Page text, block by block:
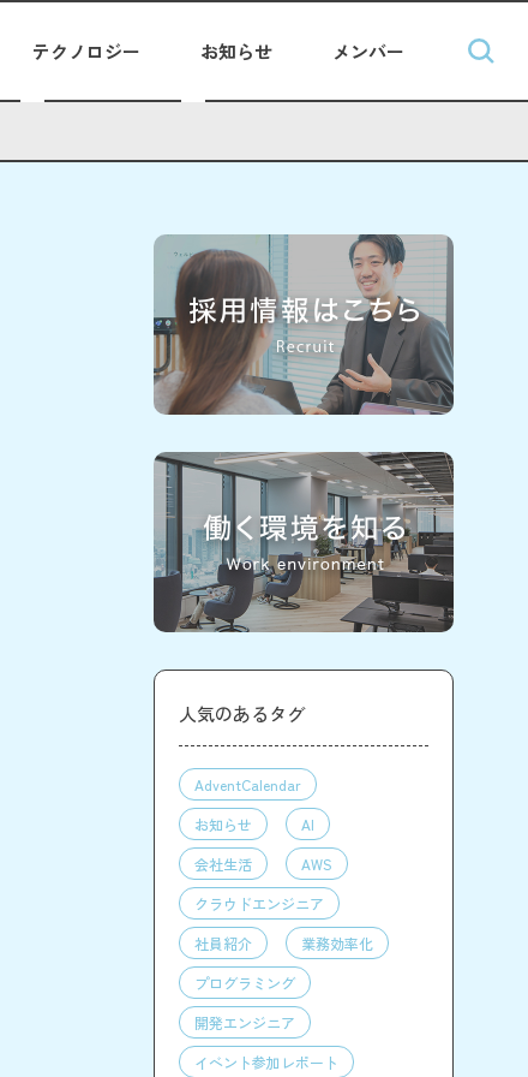
テクノロジー お知らせ メンバー
人気のあるタグ
AdventCalendar
お知らせ
AI
会社生活
AWS
クラウドエンジニア
社員紹介
業務効率化
プログラミング
開発エンジニア
イベント参加レポート